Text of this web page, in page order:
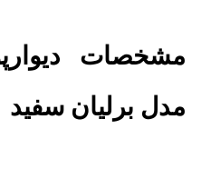
مشخصات
مدل برلیان سفید